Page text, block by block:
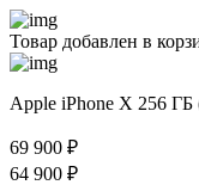
Товар добавлен в
Apple iPhone X 256
69 900 ₽
64 900 ₽